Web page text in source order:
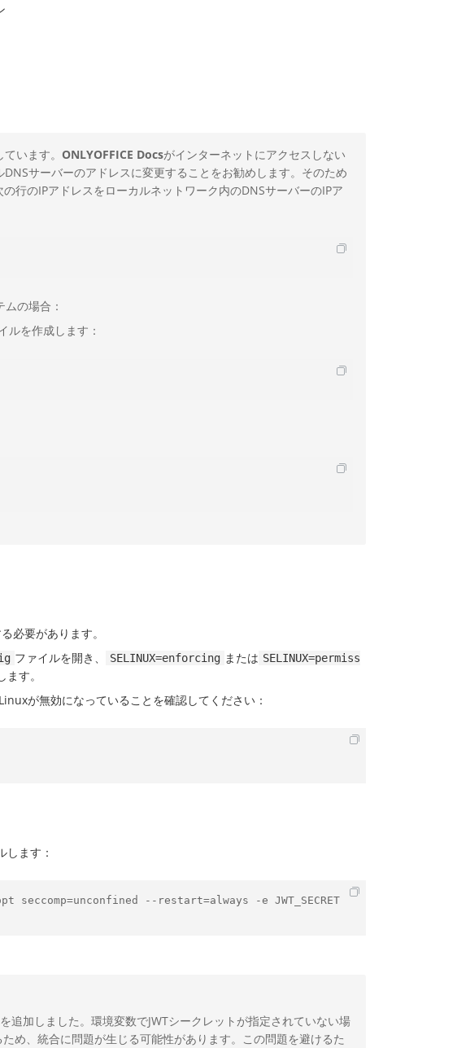
います。 ONLYOFFICE Docsがインターネットにアクセスしない
サーバーのアドレスに変更することをお勧めします。そのため
行のIPアドレスをローカルネットワーク内のDNSサーバーのIPア
の場合：
ルを作成します：
必要があります。
ファイルを開き、 SELINUX=enforcing または SELINUX=permiss
す。
が無効になっていることを確認してください：
します：
--restart=always -e JWT_SECRET
追加しました。環境変数でJWTシークレットが指定されていない場
め、統合に問題が生じる可能性があります。この問題を避けるた